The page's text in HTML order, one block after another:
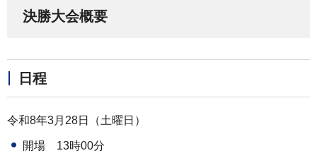
決勝大会概要
日程
令和8年3月28日（土曜日）
開場 13時00分